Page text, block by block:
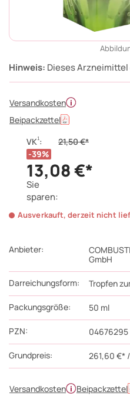
Hinweis: Dieses
Versandkosten
Beipackzettel
Versandkosten Beipackzettel
Anbieter:
GmbH
Darreichungsform: Tropfen
Packungsgröße: 50 ml
PZN: 04676295
Grundpreis: 261,60 €*
VK1: 21,50 €*
13,08 €*
Sie
sparen:
39%
Ausverkauft, derzeit nicht